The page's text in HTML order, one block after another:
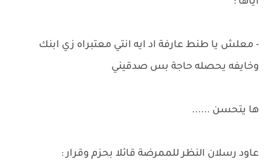
- معلش يا طنط عارفة اد ايه انتي معتبراه زي ابنك
وخايفه يحصله حاجة بس صدقيني
ها يتحسن ......
عاود رسلان النظر للممرضة قائلا بحزم وقرار :